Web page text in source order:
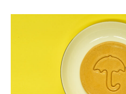
トレンドレポート